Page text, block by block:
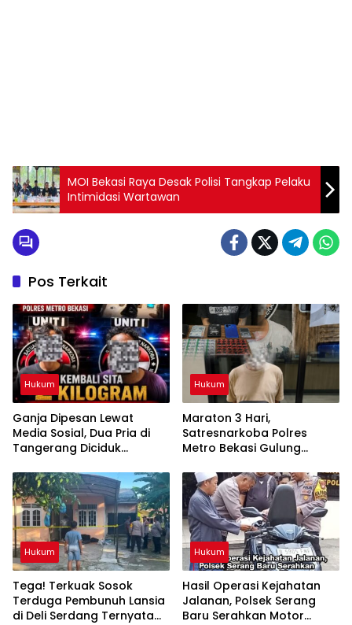
MOI Bekasi Raya Desak Polisi Tangkap Pelaku
Intimidasi Wartawan
Pos Terkait
Hukum
Ganja Dipesan Lewat
Media Sosial, Dua Pria di
Tangerang Diciduk
Metro Bekasi
Hukum
Maraton 3 Hari,
Satresnarkoba Polres
Metro Bekasi Gulung
Tramadol
Hukum
Tega! Terkuak Sosok
Terduga Pembunuh Lansia
di Deli Serdang Ternyata
Hukum
Hasil Operasi Kejahatan
Jalanan, Polsek Serang
Baru Serahkan Motor